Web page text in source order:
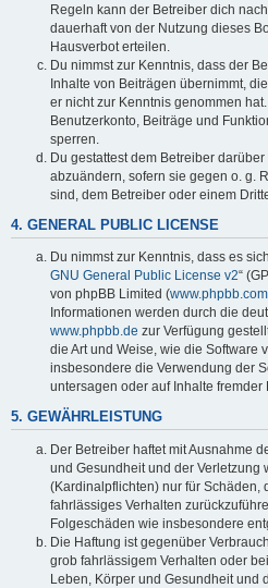
Regeln kann der Betreiber dich
dauerhaft von der Nutzung dieses
Hausverbot erteilen.
Du nimmst zur Kenntnis, dass der
Inhalte von Beiträgen übernimmt,
er nicht zur Kenntnis genommen
Benutzerkonto, Beiträge und
sperren.
Du gestattest dem Betreiber
abzuändern, sofern sie gegen o. g.
sind, dem Betreiber oder einem
4. GENERAL PUBLIC LICENSE
Du nimmst zur Kenntnis, dass es
GNU General Public License v2“
von phpBB Limited (www.phpbb.com
Informationen werden durch die
www.phpbb.de zur Verfügung
die Art und Weise, wie die Software
insbesondere die Verwendung der
untersagen oder auf Inhalte fremder
5. GEWÄHRLEISTUNG
Der Betreiber haftet mit Ausnahme
und Gesundheit und der Verletzung
(Kardinalpflichten) nur für Schäden,
fahrlässiges Verhalten
Folgeschäden wie insbesondere
Die Haftung ist gegenüber
grob fahrlässigem Verhalten oder
Leben, Körper und Gesundheit und